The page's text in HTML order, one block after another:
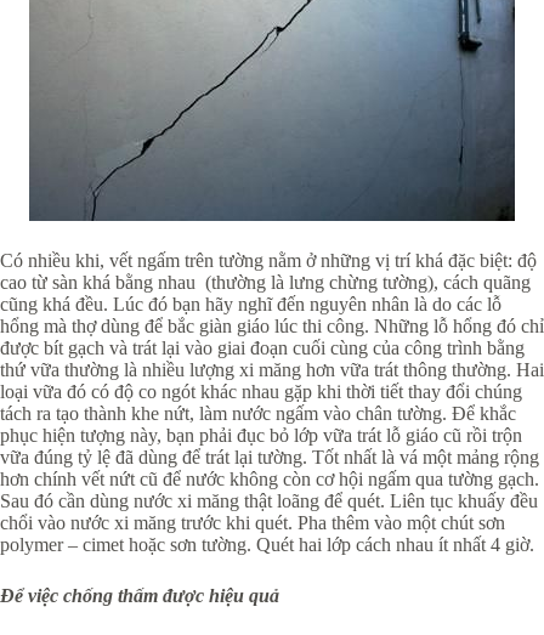
Có nhiều khi, vết ngấm trên tường nằm ở những vị trí khá đặc biệt: độ
cao từ sàn khá bằng nhau (thường là lưng chừng tường), cách quãng
cũng khá đều. Lúc đó bạn hãy nghĩ đến nguyên nhân là do các lỗ
hổng mà thợ dùng để bắc giàn giáo lúc thi công. Những lỗ hổng đó chỉ
được bít gạch và trát lại vào giai đoạn cuối cùng của công trình bằng
thứ vữa thường là nhiều lượng xi măng hơn vữa trát thông thường. Hai
loại vữa đó có độ co ngót khác nhau gặp khi thời tiết thay đổi chúng
tách ra tạo thành khe nứt, làm nước ngấm vào chân tường. Để khắc
phục hiện tượng này, bạn phải đục bỏ lớp vữa trát lỗ giáo cũ rồi trộn
vữa đúng tỷ lệ đã dùng để trát lại tường. Tốt nhất là vá một mảng rộng
hơn chính vết nứt cũ để nước không còn cơ hội ngấm qua tường gạch.
Sau đó cần dùng nước xi măng thật loãng để quét. Liên tục khuấy đều
chổi vào nước xi măng trước khi quét. Pha thêm vào một chút sơn
polymer – cimet hoặc sơn tường. Quét hai lớp cách nhau ít nhất 4 giờ.
Để việc chống thấm được hiệu quả